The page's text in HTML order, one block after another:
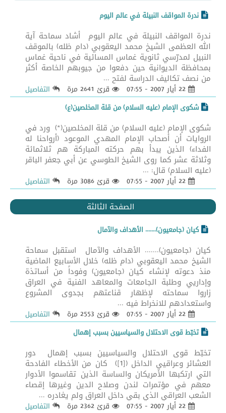
ندرة المواقف النبيلة في عالم اليوم
ندرة المواقف النبيلة في عالم اليوم أشاد سماحة آية
الله العظمى الشيخ محمد اليعقوبي (دام ظله) بالموقف
النبيل لمدرّسي ثانوية غماس المسائية في ناحية غماس
بمحافظة الديوانية حين دفعوا من جيوبهم الخاصة أكثر
من نصف تكاليف الدراسة لفتح ...
قرئ 2641 مرة
التفاصيل
شكوى الإمام (عليه السلام) من قلة المخلصين(ع)
شكوى الإمام (عليه السلام) من قلة المخلصين(*) ورد في
الروايات أن أصحاب الإمام المهدي الموعود (أرواحنا له
الفداء) الذين يبدأ بهم حركته المباركة هم ثلاثمائة
وثلاثة عشر كما روى الشيخ الطوسي عن أبي جعفر الباقر
(عليه السلام) قال: ...
قرئ 3086 مرة التفاصيل
الصفحة الثالثة
كيان (جامعيون)....... الأهداف والآمال
كيان (جامعيون)....... الأهداف والآمال استقبل سماحة
الشيخ محمد اليعقوبي (دام ظله) خلال الأسابيع الماضية
منذ دعوته لإنشاء كيان (جامعيون) وفوداً من أساتذة
وإداريي وطلبة الجامعات والمعاهد الفنية في العراق
زاروا سماحته لإظهار قناعتهم بجدوى المشروع
واستعدادهم للانخراط فيه ...
قرئ 2553 مرة
التفاصيل
تخبّط قوى الاحتلال والسياسيين بسبب إهمال
تخبّط قوى الاحتلال والسياسيين بسبب إهمال دور
العشائر وعراقيي الداخل ([1]) كان من الأخطاء الفادحة
التي ارتكبها الأمريكان والساسة الذين تقاسموا الأدوار
معهم في مؤتمرات لندن وصلاح الدين وغيرها إقصاء
الشعب العراقي الذي بقي داخل العراق ولم يغادره ...
قرئ 2362 مرة التفاصيل